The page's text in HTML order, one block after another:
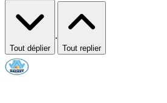
Tout déplier
·
Tout replier